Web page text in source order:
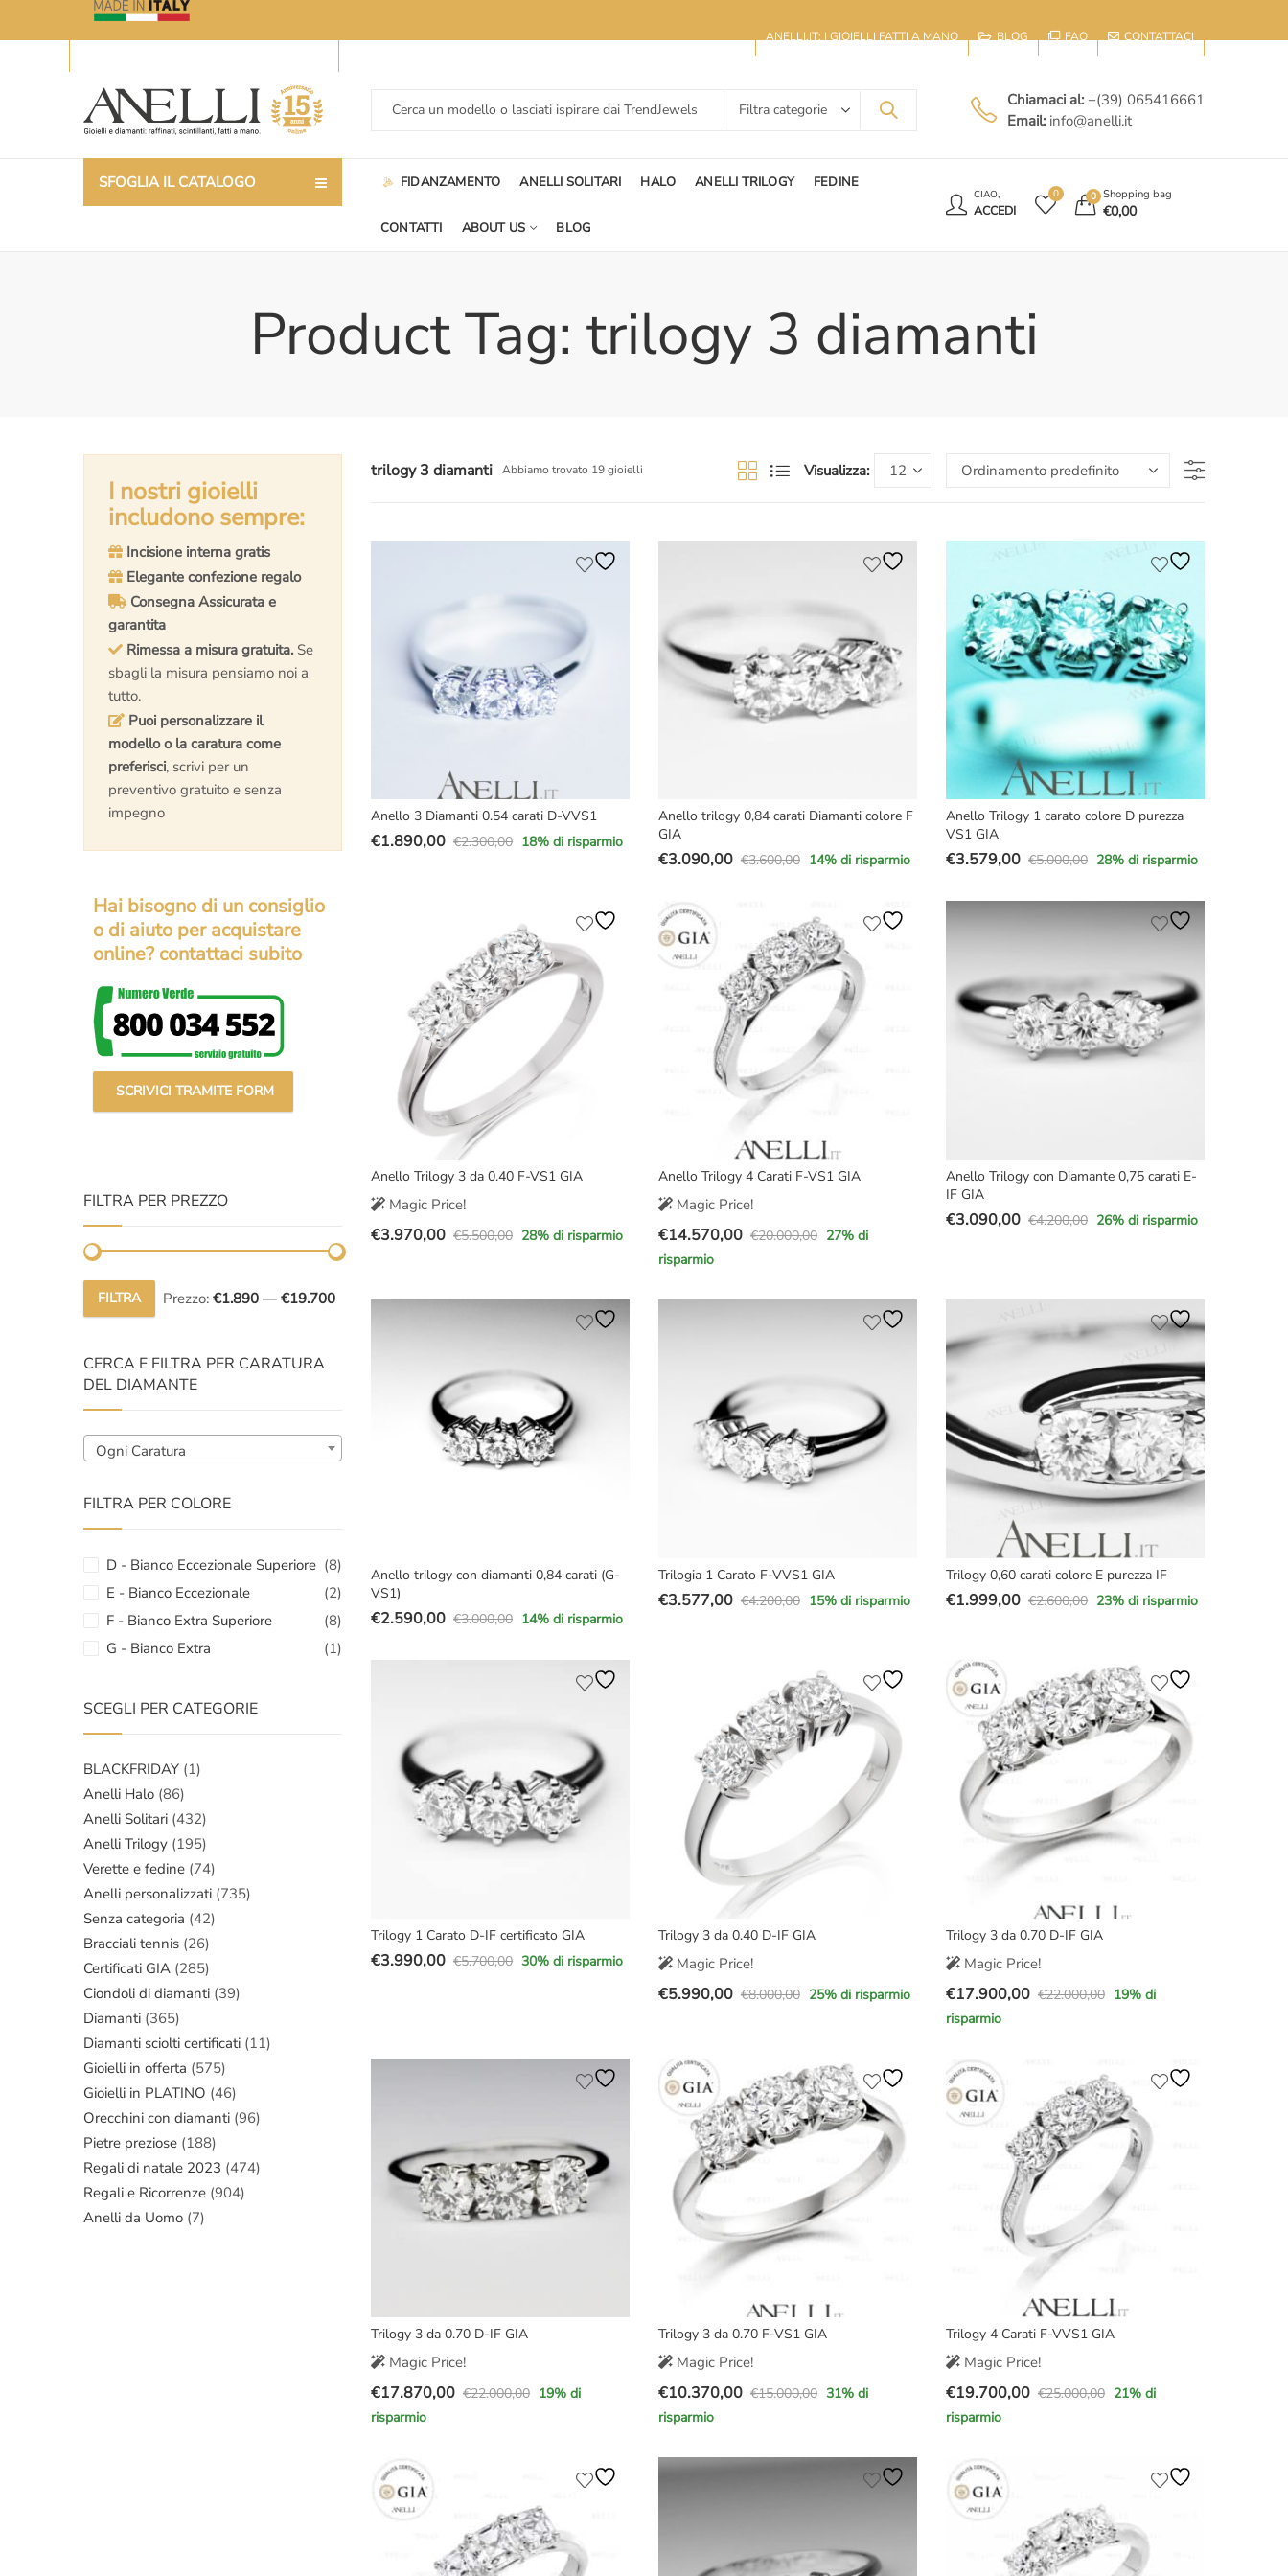
ANELLI.IT: I GIOIELLI FATTI A MANO BLOG FAQ CONTATTACI
Chiamaci al: +(39) 065416661
Email: info@anelli.it
SFOGLIA IL CATALOGO FIDANZAMENTO ANELLI SOLITARI HALO ANELLI TRILOGY FEDINE
CONTATTI ABOUT US BLOG
CIAO,
ACCEDI
0 0 Shopping bag
€0,00
Product Tag: trilogy 3 diamanti
trilogy 3 diamanti Abbiamo trovato 19 gioielli Visualizza:
Anello 3 Diamanti 0.54 carati D-VVS1
€2.300,00
Il
€1.890,00
Il
18% di risparmio
Anello trilogy 0,84 carati Diamanti colore F
GIA
€3.600,00
Il
originale
era:
€3.600,00.
€3.090,00
Il
attuale
è:
€3.090,00.
14% di risparmio
Anello Trilogy 1 carato colore D purezza
VS1 GIA
€5.000,00
Il
originale
€3.579,00
Il
attuale
28% di risparmio
Anello Trilogy 3 da 0.40 F-VS1 GIA
Magic Price!
€5.500,00
Il
originale
€3.970,00
Il
attuale
28% di risparmio
Anello Trilogy 4 Carati F-VS1 GIA
Magic Price!
€20.000,00
Il
prezzo
originale
€14.570,00
Il
prezzo
attuale
27% di
risparmio
Anello Trilogy con Diamante 0,75 carati E-
IF GIA
€4.200,00
Il
era:
€3.090,00
Il
è:
26% di risparmio
Anello trilogy con diamanti 0,84 carati (G-
VS1)
€3.000,00
Il
€2.590,00
Il
14% di risparmio
Trilogia 1 Carato F-VVS1 GIA
€4.200,00
Il
€3.577,00
Il
15% di risparmio
Trilogy 0,60 carati colore E purezza IF
€2.600,00
Il
originale
era:
€2.600,00.
€1.999,00
Il
attuale
è:
€1.999,00.
23% di risparmio
Trilogy 1 Carato D-IF certificato GIA
€5.700,00
Il
€3.990,00
Il
30% di risparmio
Trilogy 3 da 0.40 D-IF GIA
Magic Price!
€8.000,00
Il
originale
era:
€8.000,00.
€5.990,00
Il
attuale
è:
€5.990,00.
25% di risparmio
Trilogy 3 da 0.70 D-IF GIA
Magic Price!
€22.000,00
Il
prezzo
era:
€22.000,00.
€17.900,00
Il
prezzo
è:
€17.900,00.
19% di
risparmio
Trilogy 3 da 0.70 D-IF GIA
Magic Price!
€22.000,00
Il
prezzo
era:
€22.000,00.
€17.870,00
Il
prezzo
è:
€17.870,00.
19% di
risparmio
Trilogy 3 da 0.70 F-VS1 GIA
Magic Price!
€15.000,00
Il
prezzo
originale
€10.370,00
Il
prezzo
attuale
31% di
risparmio
Trilogy 4 Carati F-VVS1 GIA
Magic Price!
€25.000,00
Il
prezzo
era:
€25.000,00.
€19.700,00
Il
prezzo
è:
€19.700,00.
21% di
risparmio
I nostri gioielli
includono sempre:
Incisione interna gratis
Elegante confezione regalo
Consegna Assicurata e
garantita
Rimessa a misura gratuita. Se
sbagli la misura pensiamo noi a
tutto.
Puoi personalizzare il
modello o la caratura come
preferisci, scrivi per un
preventivo gratuito e senza
impegno
Hai bisogno di un consiglio
o di aiuto per acquistare
online? contattaci subito
SCRIVICI TRAMITE FORM
FILTRA PER PREZZO
Prezzo
Prezzo
FILTRA Prezzo: €1.890— €19.700
CERCA E FILTRA PER CARATURA
DEL DIAMANTE
Ogni Caratura
FILTRA PER COLORE
D - Bianco Eccezionale Superiore (8)
E - Bianco Eccezionale
(2)
F - Bianco Extra Superiore
(8)
G - Bianco Extra
(1)
SCEGLI PER CATEGORIE
BLACKFRIDAY (1)
Anelli Halo (86)
Anelli Solitari (432)
Anelli Trilogy (195)
Verette e fedine (74)
Anelli personalizzati (735)
Senza categoria (42)
Bracciali tennis (26)
Certificati GIA (285)
Ciondoli di diamanti (39)
Diamanti (365)
Diamanti sciolti certificati (11)
Gioielli in offerta (575)
Gioielli in PLATINO (46)
Orecchini con diamanti (96)
Pietre preziose (188)
Regali di natale 2023 (474)
Regali e Ricorrenze (904)
Anelli da Uomo (7)